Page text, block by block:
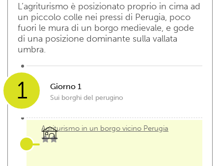
L’agriturismo è posizionato proprio in cima ad
un piccolo colle nei pressi di Perugia, poco
fuori le mura di un borgo medievale, e gode
di una posizione dominante sulla vallata
umbra.
1 Giorno 1
Sui borghi del perugino
Agriturismo in un borgo vicino Perugia